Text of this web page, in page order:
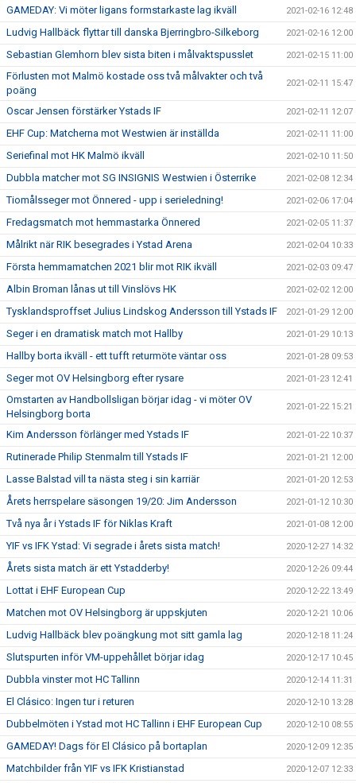
GAMEDAY: Vi möter ligans formstarkaste lag ikväll 2021-02-16 12:48
Ludvig Hallbäck flyttar till danska Bjerringbro-Silkeborg 2021-02-16 12:00
Sebastian Glemhorn blev sista biten i målvaktspusslet 2021-02-15 11:00
Förlusten mot Malmö kostade oss två målvakter och två
poäng
2021-02-11 15:47
Oscar Jensen förstärker Ystads IF 2021-02-11 12:07
EHF Cup: Matcherna mot Westwien är inställda 2021-02-11 11:00
Seriefinal mot HK Malmö ikväll 2021-02-10 11:50
Dubbla matcher mot SG INSIGNIS Westwien i Österrike 2021-02-08 12:34
Tiomålsseger mot Önnered - upp i serieledning! 2021-02-06 17:04
Fredagsmatch mot hemmastarka Önnered 2021-02-05 11:37
Målrikt när RIK besegrades i Ystad Arena 2021-02-04 10:33
Första hemmamatchen 2021 blir mot RIK ikväll 2021-02-03 09:47
Albin Broman lånas ut till Vinslövs HK 2021-02-02 12:00
Tysklandsproffset Julius Lindskog Andersson till Ystads IF 2021-01-29 12:00
Seger i en dramatisk match mot Hallby 2021-01-29 10:13
Hallby borta ikväll - ett tufft returmöte väntar oss 2021-01-28 09:53
Seger mot OV Helsingborg efter rysare 2021-01-23 12:41
Omstarten av Handbollsligan börjar idag - vi möter OV
Helsingborg borta
2021-01-22 15:21
Kim Andersson förlänger med Ystads IF 2021-01-22 10:37
Rutinerade Philip Stenmalm till Ystads IF 2021-01-21 12:00
Lasse Balstad vill ta nästa steg i sin karriär 2021-01-20 12:53
Årets herrspelare säsongen 19/20: Jim Andersson 2021-01-12 10:30
Två nya år i Ystads IF för Niklas Kraft 2021-01-08 12:00
YIF vs IFK Ystad: Vi segrade i årets sista match! 2020-12-27 14:32
Årets sista match är ett Ystadderby! 2020-12-26 09:44
Lottat i EHF European Cup 2020-12-22 13:49
Matchen mot OV Helsingborg är uppskjuten 2020-12-21 10:06
Ludvig Hallbäck blev poängkung mot sitt gamla lag 2020-12-18 11:24
Slutspurten inför VM-uppehållet börjar idag 2020-12-17 10:45
Dubbla vinster mot HC Tallinn 2020-12-14 11:31
El Clásico: Ingen tur i returen 2020-12-10 13:28
Dubbelmöten i Ystad mot HC Tallinn i EHF European Cup 2020-12-10 08:55
GAMEDAY! Dags för El Clásico på bortaplan 2020-12-09 12:35
Matchbilder från YIF vs IFK Kristianstad 2020-12-07 12:33